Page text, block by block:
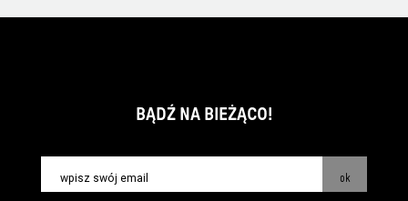
BĄDŹ NA BIEŻĄCO!
ok